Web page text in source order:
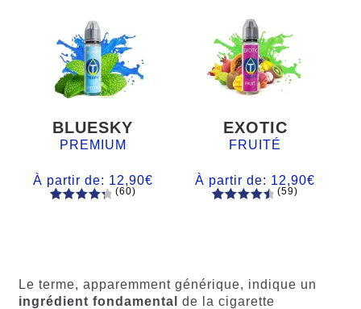
BLUESKY
PREMIUM
À partir de: 12,90€
notations
client
(60)
EXOTIC
FRUITÉ
À partir de: 12,90€
client
(59)
Le terme, apparemment générique, indique un
ingrédient fondamental de la cigarette